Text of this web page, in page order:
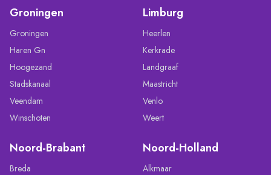
Groningen
Groningen
Haren Gn
Hoogezand
Stadskanaal
Veendam
Winschoten
Limburg
Heerlen
Kerkrade
Landgraaf
Maastricht
Venlo
Weert
Noord-Brabant
Breda
Noord-Holland
Alkmaar